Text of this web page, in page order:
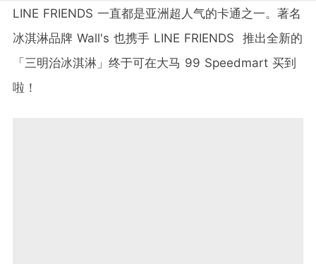
LINE FRIENDS 一直都是亚洲超人气的卡通之一。著名
冰淇淋品牌 Wall's 也携手 LINE FRIENDS 推出全新的
「三明治冰淇淋」终于可在大马 99 Speedmart 买到
啦！